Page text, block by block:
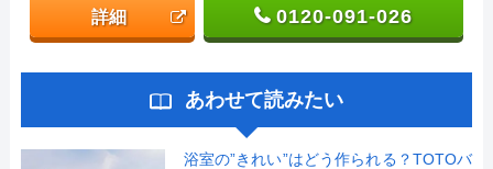
詳細 0120-091-026
あわせて読みたい
浴室の”きれい”はどう作られる？TOTOバ